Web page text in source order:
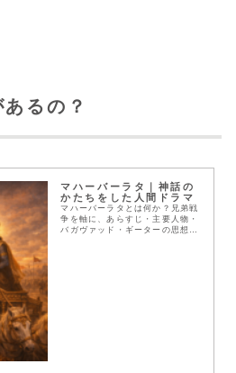
るの？
マハーバーラタ｜神話の
かたちをした人間ドラマ
マハーバーラタとは何か？兄弟戦
争を軸に、あらすじ・主要人物・
バガヴァッド・ギーターの思想ま